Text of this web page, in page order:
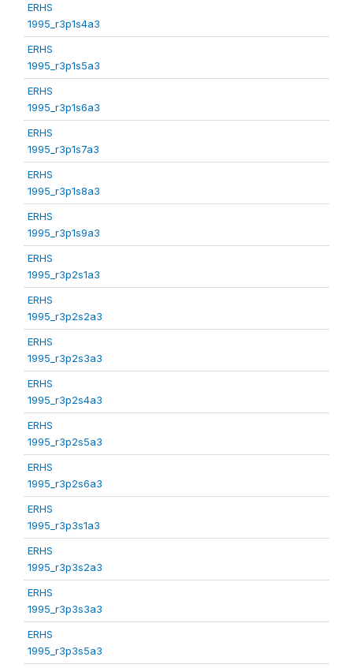
ERHS
1995_r3p1s4a3
ERHS
1995_r3p1s5a3
ERHS
1995_r3p1s6a3
ERHS
1995_r3p1s7a3
ERHS
1995_r3p1s8a3
ERHS
1995_r3p1s9a3
ERHS
1995_r3p2s1a3
ERHS
1995_r3p2s2a3
ERHS
1995_r3p2s3a3
ERHS
1995_r3p2s4a3
ERHS
1995_r3p2s5a3
ERHS
1995_r3p2s6a3
ERHS
1995_r3p3s1a3
ERHS
1995_r3p3s2a3
ERHS
1995_r3p3s3a3
ERHS
1995_r3p3s5a3